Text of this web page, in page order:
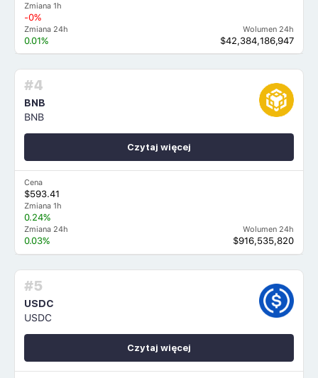
Zmiana 1h
-0%
Zmiana 24h
0.01%
Wolumen 24h
$42,384,186,947
#4
BNB
BNB
Cena
$593.41
Zmiana 1h
0.24%
Zmiana 24h
0.03%
Wolumen 24h
$916,535,820
Czytaj więcej
#5
USDC
USDC
Czytaj więcej